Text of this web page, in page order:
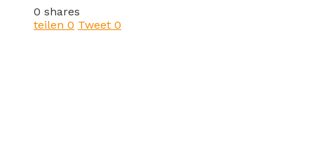
0 shares
teilen 0 Tweet 0